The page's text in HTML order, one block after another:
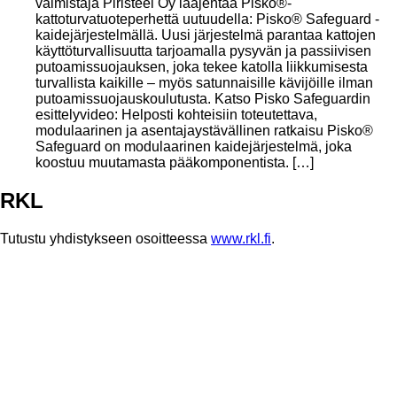
valmistaja Piristeel Oy laajentaa Pisko®-
kattoturvatuoteperhettä uutuudella: Pisko® Safeguard -
kaidejärjestelmällä. Uusi järjestelmä parantaa kattojen
käyttöturvallisuutta tarjoamalla pysyvän ja passiivisen
putoamissuojauksen, joka tekee katolla liikkumisesta
turvallista kaikille – myös satunnaisille kävijöille ilman
putoamissuojauskoulutusta. Katso Pisko Safeguardin
esittelyvideo: Helposti kohteisiin toteutettava,
modulaarinen ja asentajaystävällinen ratkaisu Pisko®
Safeguard on modulaarinen kaidejärjestelmä, joka
koostuu muutamasta pääkomponentista. […]
RKL
Tutustu yhdistykseen osoitteessa www.rkl.fi.